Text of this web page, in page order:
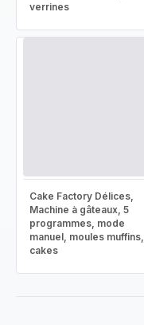
verrines
Cake Factory Délices,
Machine à gâteaux, 5
programmes, mode
manuel, moules muffins,
cakes